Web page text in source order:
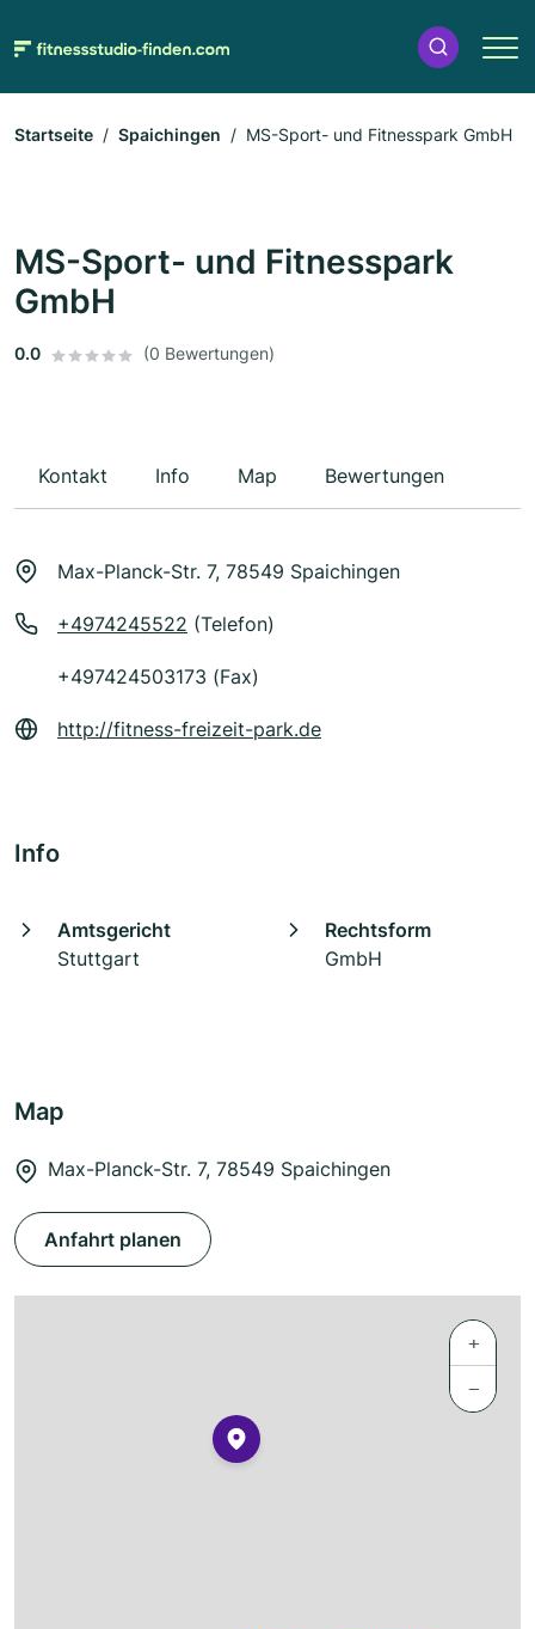
Startseite Spaichingen MS-Sport- und Fitnesspark GmbH
MS-Sport- und Fitnesspark
GmbH
0.0 (0 Bewertungen)
Kontakt Info Map Bewertungen
Max-Planck-Str. 7, 78549 Spaichingen
+4974245522 (Telefon)
+497424503173 (Fax)
http://fitness-freizeit-park.de
Info
Amtsgericht
Stuttgart
Rechtsform
GmbH
Map
Max-Planck-Str. 7, 78549 Spaichingen
Anfahrt planen
+
−